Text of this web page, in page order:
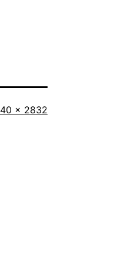
× 2832